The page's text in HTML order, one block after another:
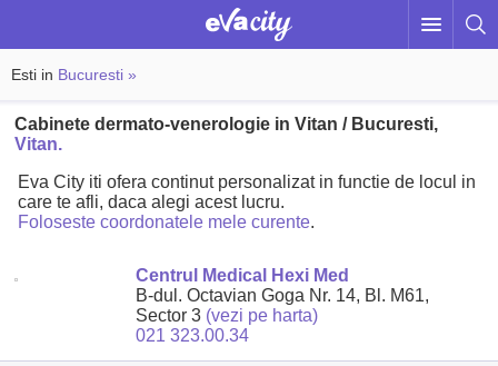
Esti in Bucuresti »
Cabinete dermato-venerologie in Vitan / Bucuresti,
Vitan.
Eva City iti ofera continut personalizat in functie de locul in
care te afli, daca alegi acest lucru.
Foloseste coordonatele mele curente.
Centrul Medical Hexi Med
B-dul. Octavian Goga Nr. 14, Bl. M61,
Sector 3 (vezi pe harta)
021 323.00.34